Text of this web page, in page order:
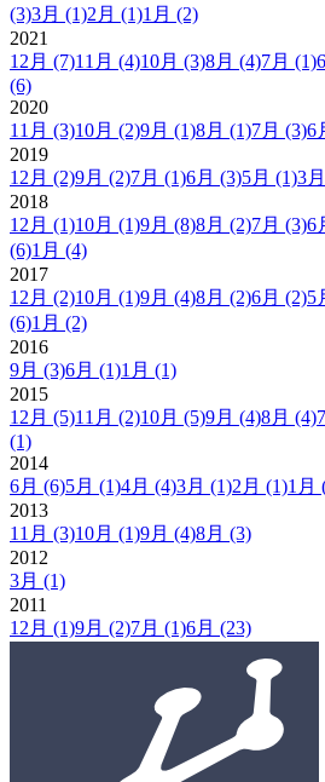
(3)3月 (1)2月 (1)1月 (2)
2021
12月 (7)11月 (4)10月 (3)8月 (4)7月 (1)
(6)
2020
11月 (3)10月 (2)9月 (1)8月 (1)7月 (3)6
2019
12月 (2)9月 (2)7月 (1)6月 (3)5月 (1)3月
2018
12月 (1)10月 (1)9月 (8)8月 (2)7月 (3)6
(6)1月 (4)
2017
12月 (2)10月 (1)9月 (4)8月 (2)6月 (2)5
(6)1月 (2)
2016
9月 (3)6月 (1)1月 (1)
2015
12月 (5)11月 (2)10月 (5)9月 (4)8月 (4)
(1)
2014
6月 (6)5月 (1)4月 (4)3月 (1)2月 (1)1月
2013
11月 (3)10月 (1)9月 (4)8月 (3)
2012
3月 (1)
2011
12月 (1)9月 (2)7月 (1)6月 (23)